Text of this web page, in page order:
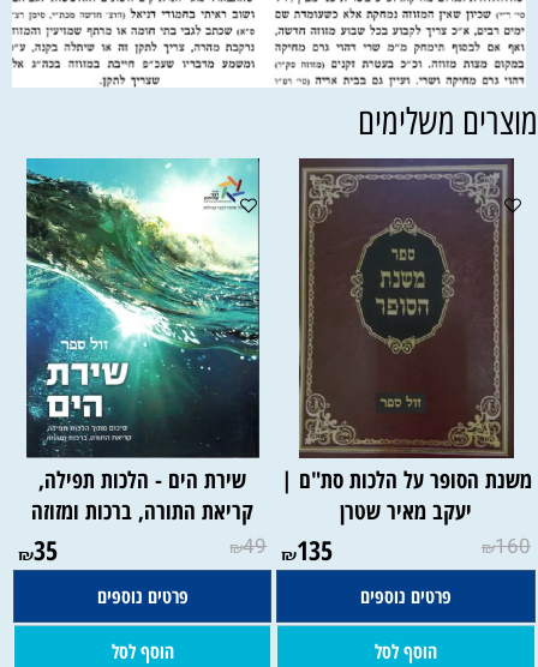
משלימים
משנת הסופר על הלכות סת"ם |
יעקב מאיר שטרן
₪160
₪135
פרטים נוספים
הוסף לסל
שירת הים - הלכות תפילה,
קריאת התורה, ברכות ומזוזה
₪49
₪35
פרטים נוספים
הוסף לסל